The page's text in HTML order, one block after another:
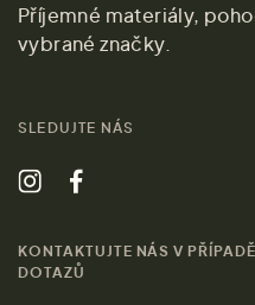
Příjemné materiály,
vybrané značky.
SLEDUJTE NÁS
KONTAKTUJTE NÁS V PŘÍPADĚ
DOTAZŮ